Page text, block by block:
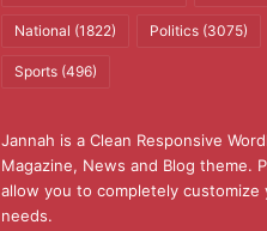
National (1822) Politics(3075)
Sports(496)
Jannah is a Clean Responsive
Magazine, News and Blog theme.
allow you to completely
needs.